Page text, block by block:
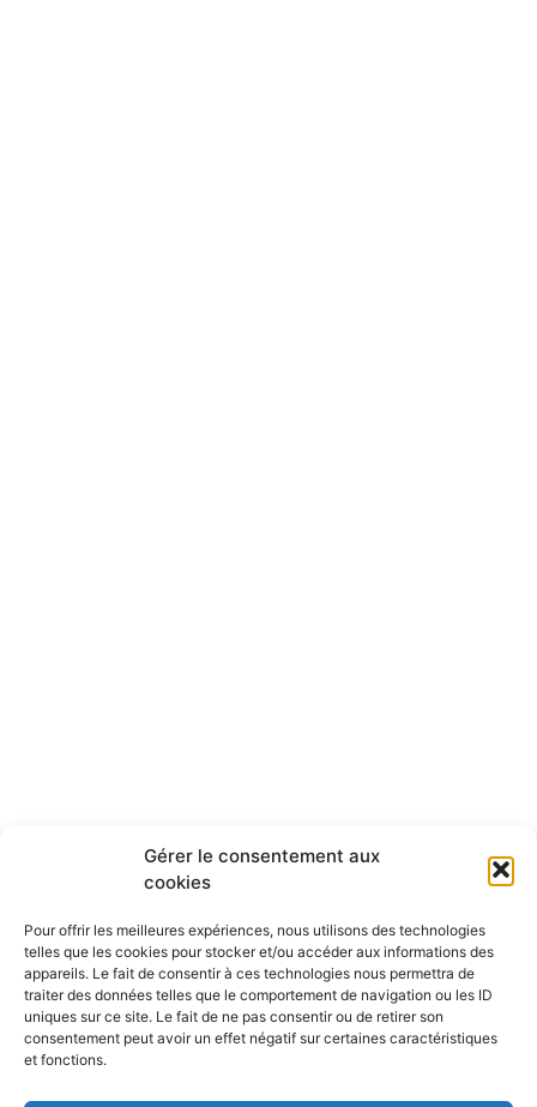
Gérer le consentement aux
cookies
Pour offrir les meilleures expériences, nous utilisons des technologies
telles que les cookies pour stocker et/ou accéder aux informations des
appareils. Le fait de consentir à ces technologies nous permettra de
traiter des données telles que le comportement de navigation ou les ID
uniques sur ce site. Le fait de ne pas consentir ou de retirer son
consentement peut avoir un effet négatif sur certaines caractéristiques
et fonctions.